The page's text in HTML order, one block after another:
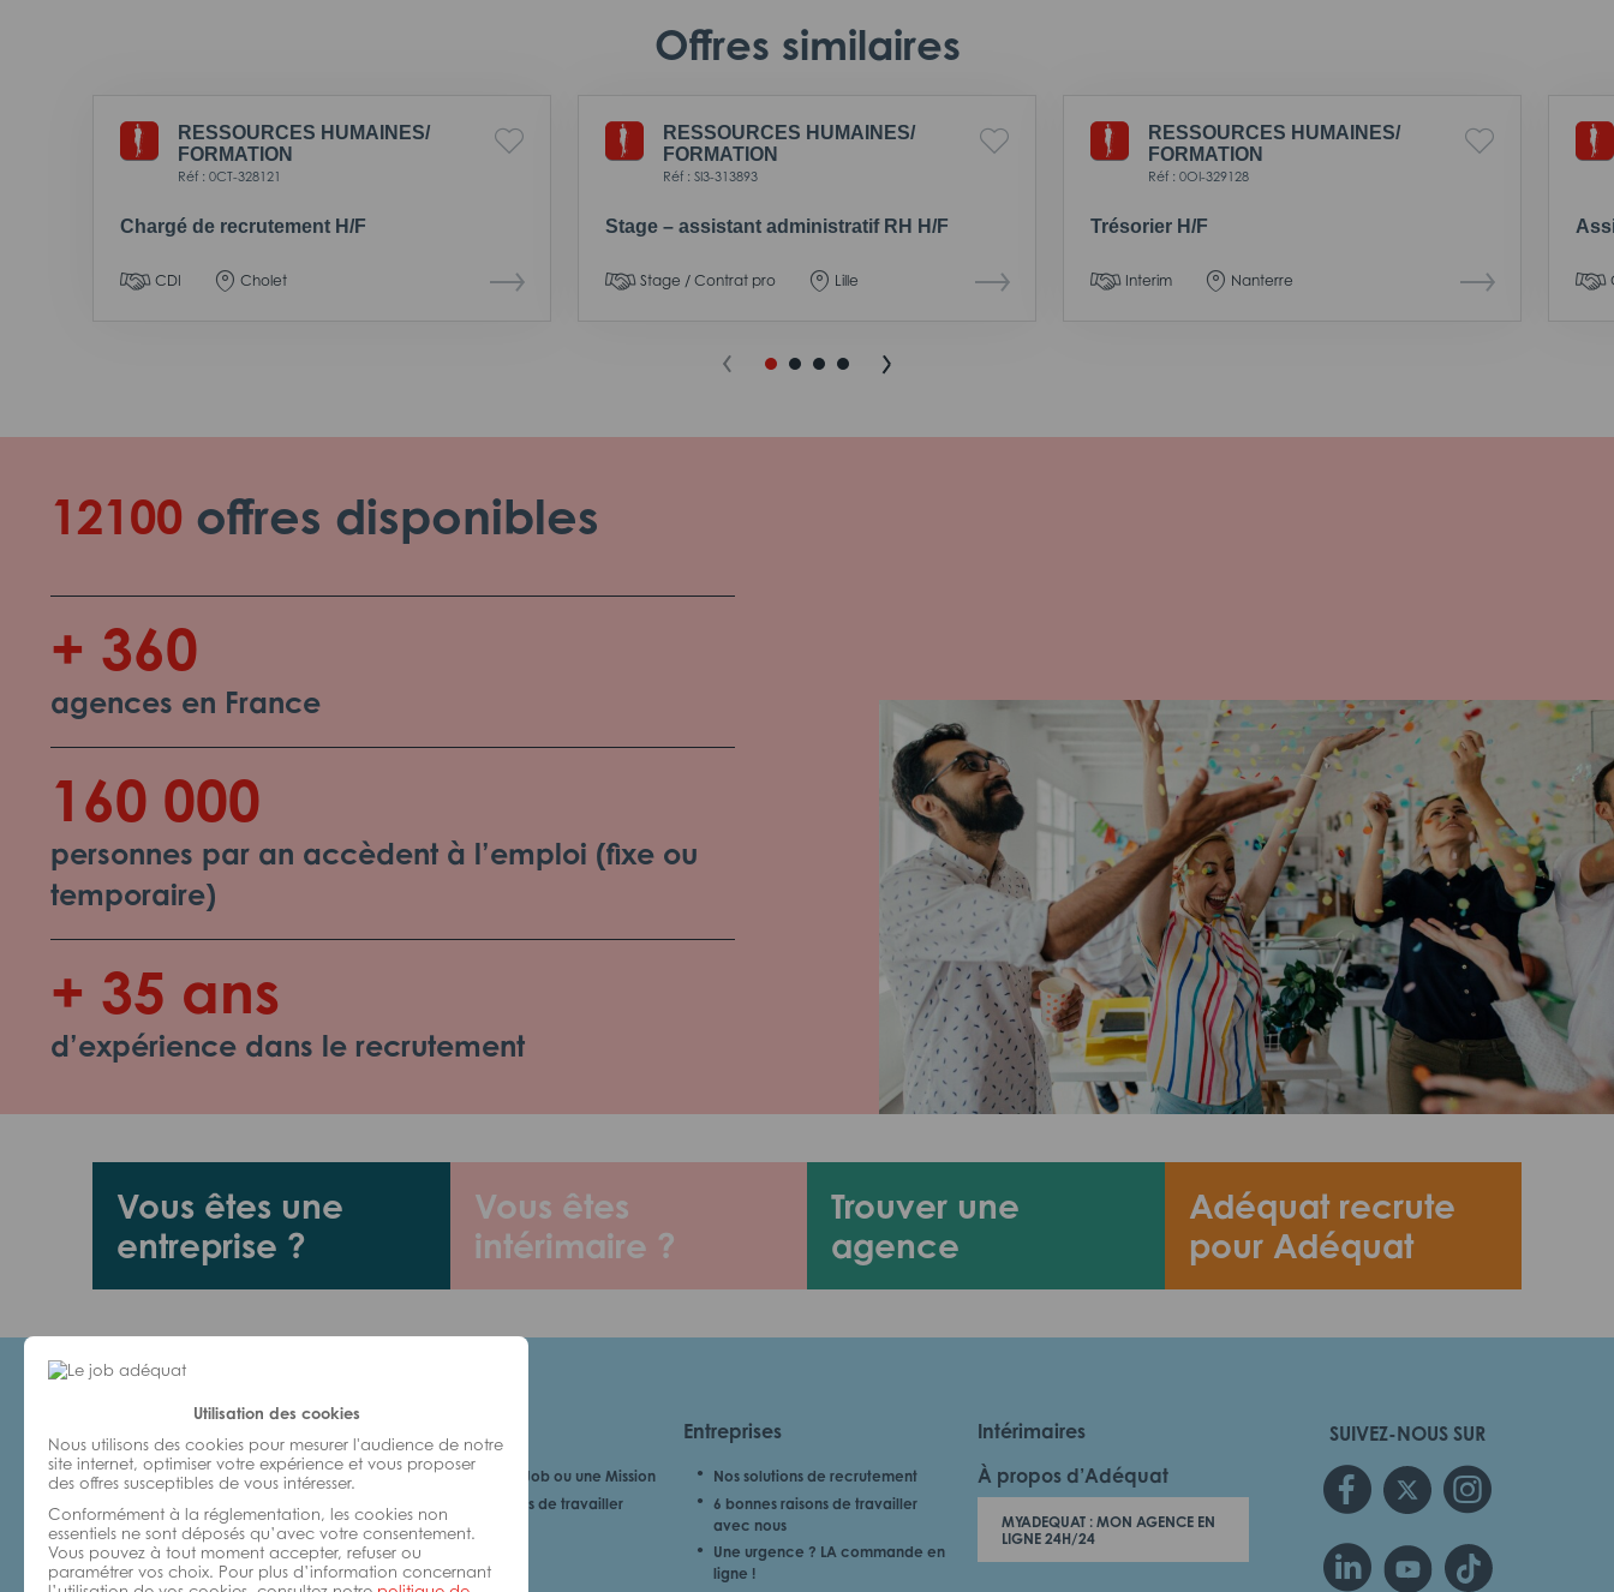
Utilisation des cookies
Nous utilisons des cookies pour mesurer l'audience de notre
site internet, optimiser votre expérience et vous proposer
des offres susceptibles de vous intéresser.
Conformément à la réglementation, les cookies non
essentiels ne sont déposés qu’avec votre consentement.
Vous pouvez à tout moment accepter, refuser ou
paramétrer vos choix. Pour plus d’information concernant
Offres similaires
RESSOURCES HUMAINES/
FORMATION
Réf : 0CT-328121
Chargé de recrutement H/F
CDI Cholet
RESSOURCES HUMAINES/
FORMATION
Réf : SI3-313893
Stage – assistant administratif RH H/F
Stage / Contrat pro Lille
RESSOURCES HUMAINES/
FORMATION
Réf : 0OI-329128
Trésorier H/F
Interim Nanterre
12100 offres disponibles
+ 360
agences en France
160 000
personnes par an accèdent à l’emploi (fixe ou
temporaire)
+ 35 ans
d’expérience dans le recrutement
Vous êtes une
entreprise ?
Vous êtes
intérimaire ?
Trouver une
agence
Adéquat recrute
pour Adéquat
SUIVEZ-NOUS SUR
Je cherche un Job ou une Mission
6 bonnes raisons de travailler
avec nous
Entreprises
Nos solutions de recrutement
6 bonnes raisons de travailler
avec nous
Une urgence ? LA commande en
ligne !
Intérimaires
À propos d’Adéquat
MYADEQUAT : MON AGENCE EN
LIGNE 24H/24